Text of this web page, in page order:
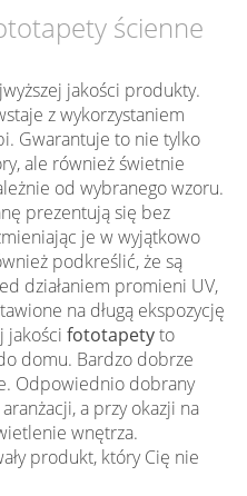
ścienne
jakości produkty.
z wykorzystaniem
Gwarantuje to nie tylko
ale również świetnie
od wybranego wzoru.
prezentują się bez
je w wyjątkowo
podkreślić, że są
działaniem promieni UV,
na długą ekspozycję
jakości fototapetyto
domu. Bardzo dobrze
Odpowiednio dobrany
a przy okazji na
wnętrza.
produkt, który Cię nie